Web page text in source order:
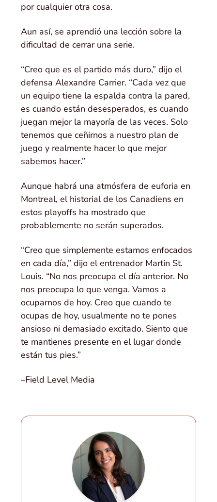
por cualquier otra cosa.
Aun así, se aprendió una lección sobre la
dificultad de cerrar una serie.
“Creo que es el partido más duro,” dijo el
defensa Alexandre Carrier. “Cada vez que
un equipo tiene la espalda contra la pared,
es cuando están desesperados, es cuando
juegan mejor la mayoría de las veces. Solo
tenemos que ceñirnos a nuestro plan de
juego y realmente hacer lo que mejor
sabemos hacer.”
Aunque habrá una atmósfera de euforia en
Montreal, el historial de los Canadiens en
estos playoffs ha mostrado que
probablemente no serán superados.
“Creo que simplemente estamos enfocados
en cada día,” dijo el entrenador Martin St.
Louis. “No nos preocupa el día anterior. No
nos preocupa lo que venga. Vamos a
ocuparnos de hoy. Creo que cuando te
ocupas de hoy, usualmente no te pones
ansioso ni demasiado excitado. Siento que
te mantienes presente en el lugar donde
están tus pies.”
–Field Level Media